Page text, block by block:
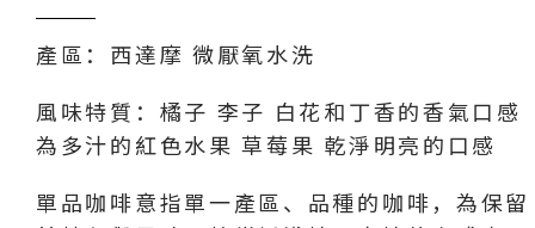
產區：西達摩 微厭氧水洗
風味特質：橘子 李子 白花和丁香的香氣口感
為多汁的紅色水果 草莓果 乾淨明亮的口感
單品咖啡意指單一產區、品種的咖啡，為保留